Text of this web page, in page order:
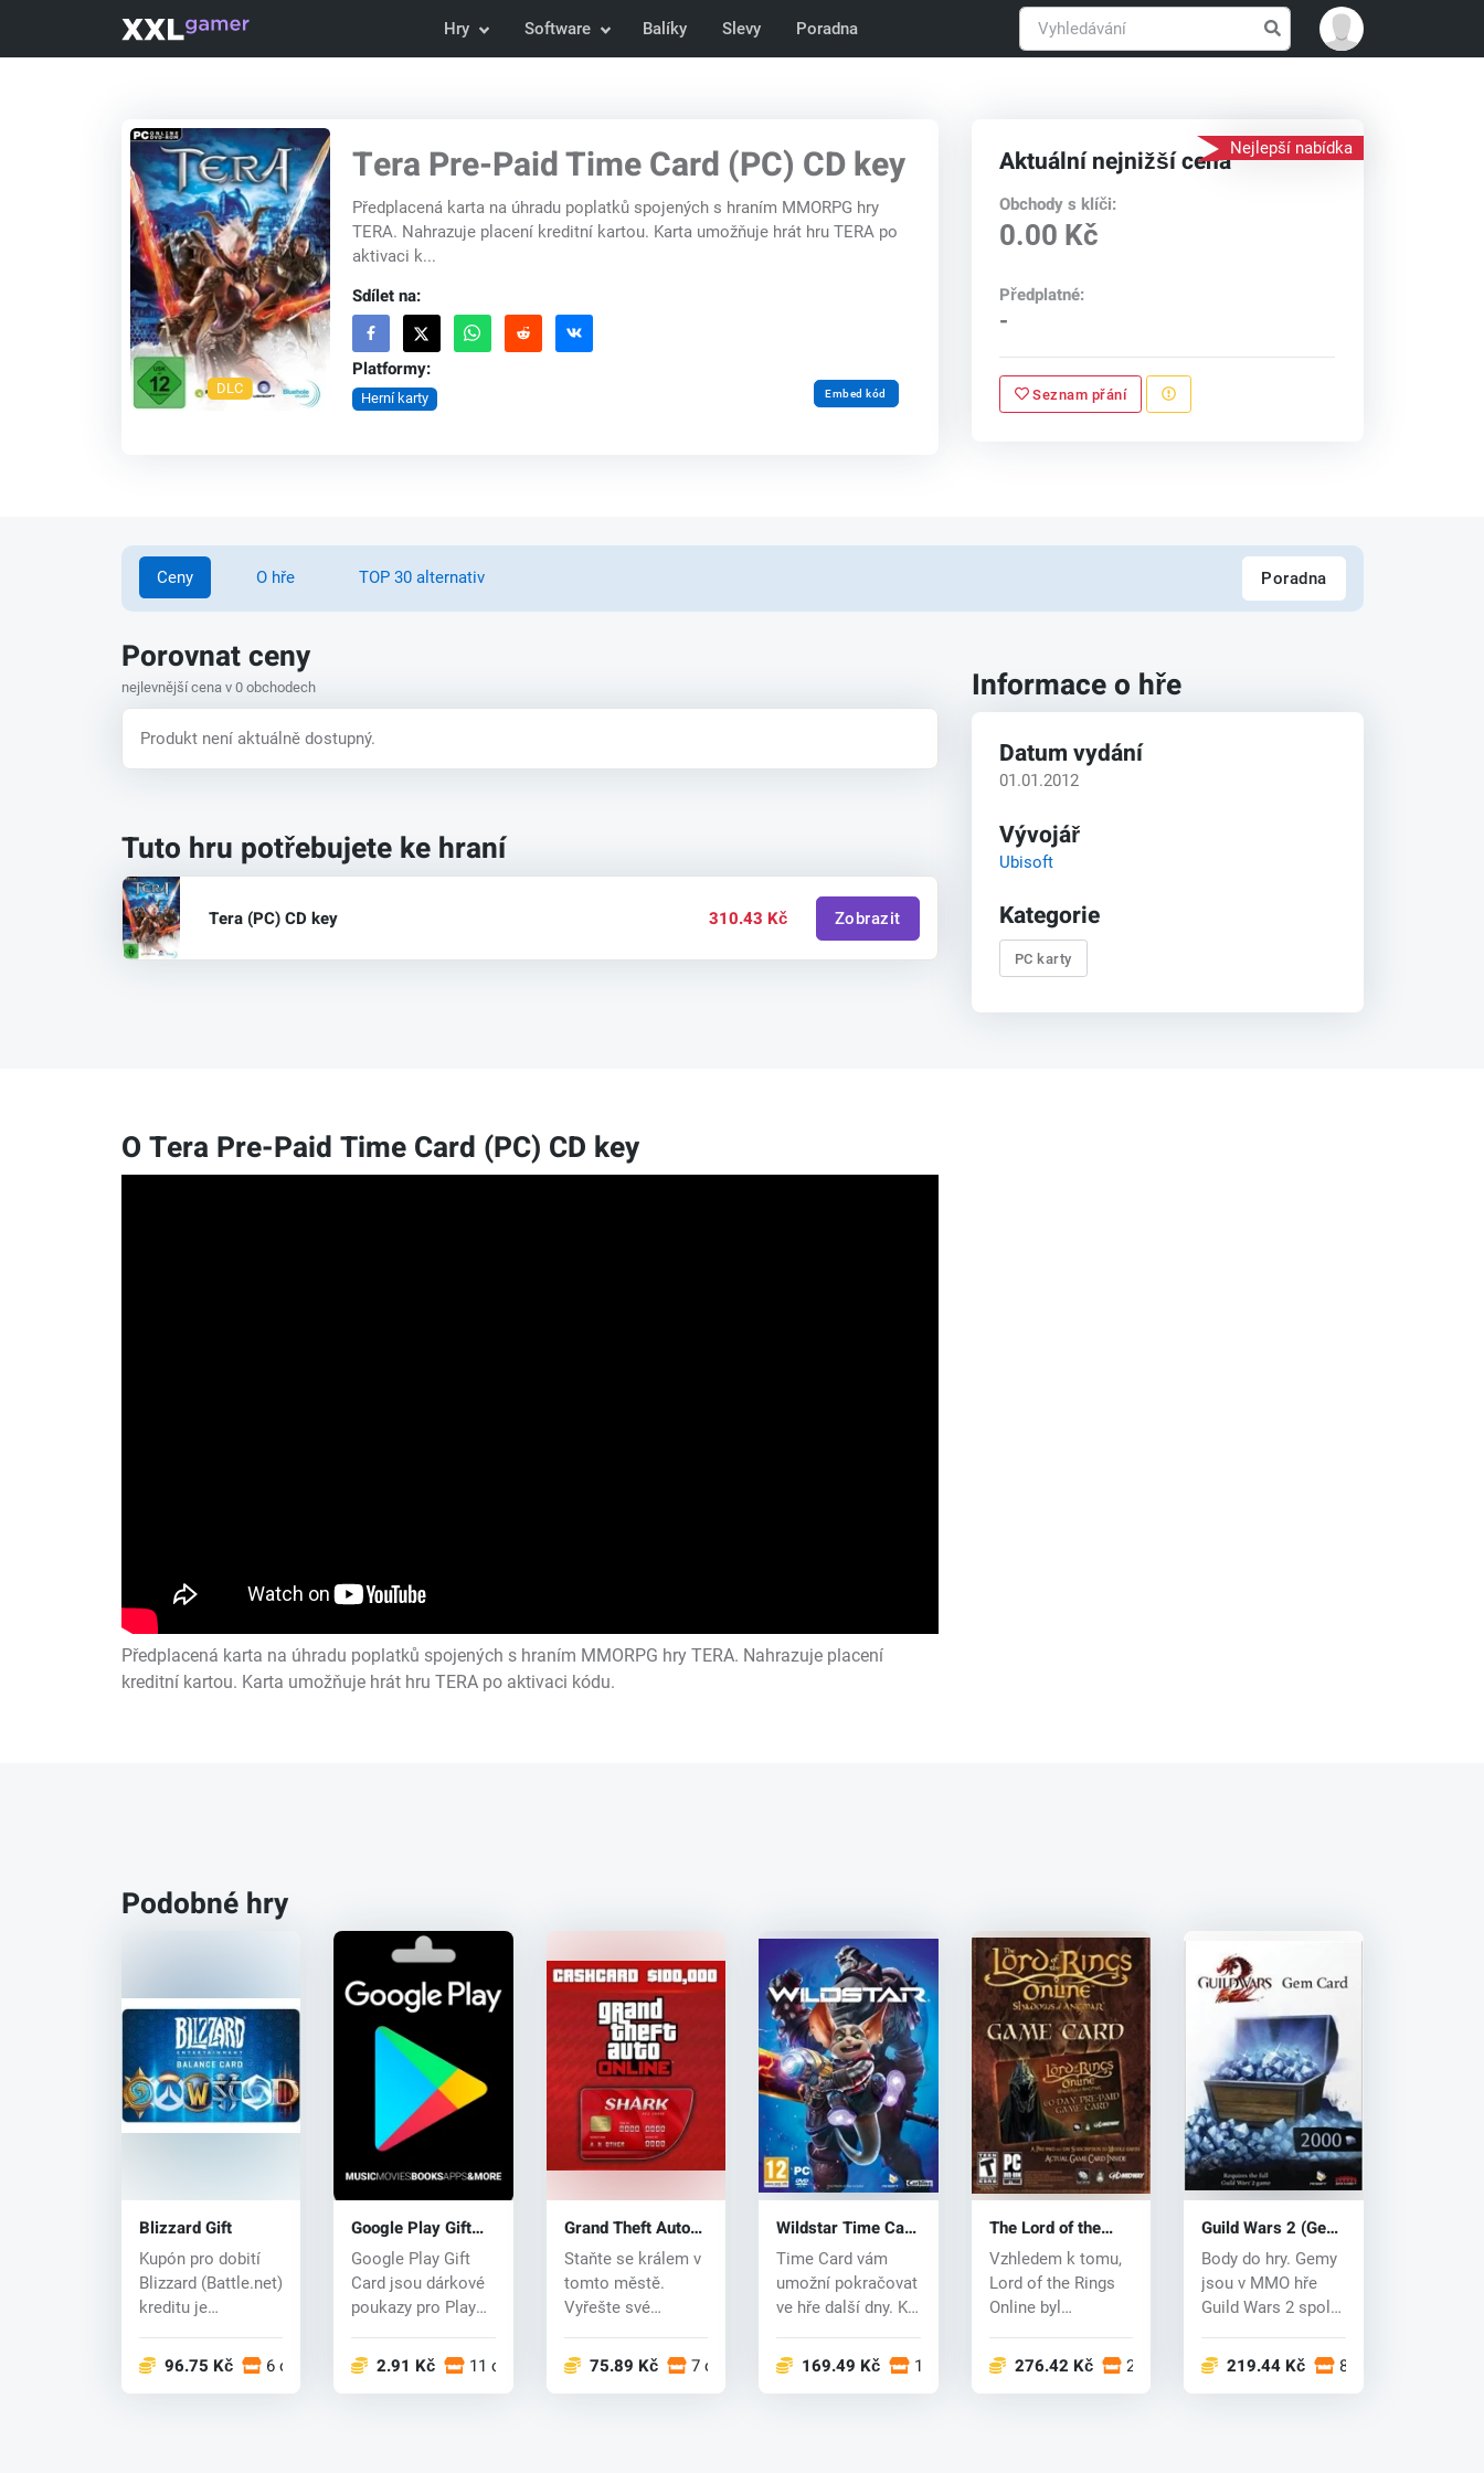
Hry Software Balíky Slevy Poradna
DLC
Tera Pre-Paid Time Card (PC) CD key
Předplacená karta na úhradu poplatků spojených s hraním MMORPG hry
TERA. Nahrazuje placení kreditní kartou. Karta umožňuje hrát hru TERA po
aktivaci k...
Sdílet na:
Platformy:
Herní karty Embed kód
Nejlepší nabídka
Aktuální nejnižší cena
Obchody s klíči:
0.00 Kč
Předplatné:
-
Seznam přání
Ceny O hře TOP 30 alternativ Poradna
Porovnat ceny
nejlevnější cena v 0 obchodech
Produkt není aktuálně dostupný.
Tuto hru potřebujete ke hraní
Tera (PC) CD key 310.43 Kč Zobrazit
Informace o hře
Datum vydání
01.01.2012
Vývojář
Ubisoft
Kategorie
PC karty
O Tera Pre-Paid Time Card (PC) CD key
Předplacená karta na úhradu poplatků spojených s hraním MMORPG hry TERA. Nahrazuje placení
kreditní kartou. Karta umožňuje hrát hru TERA po aktivaci kódu.
Podobné hry
Blizzard Gift
Kupón pro dobití
Blizzard (Battle.net)
kreditu je
cestou, jak s...
96.75 Kč 6 obchodech
Google Play Gift
Card Code
Google Play Gift
Card jsou dárkové
poukazy pro Play
bud...2.91 Kč 11 obchodech
Grand Theft Auto
Online: Shark Cash
Card (PC) CD key
Staňte se králem v
tomto městě.
Vyřešte své
získejte to...
75.89 Kč 7 obchodech
Wildstar Time Card
(PC) CD key
Time Card vám
umožní pokračovat
ve hře další dny. Ke
origi...169.49 Kč 1 obchodech
The Lord of the
Rings Online
Gamecard (PC) CD
key
Vzhledem k tomu,
Lord of the Rings
Online byl
bezplatnou hru,...
276.42 Kč 2 obchodech
Guild Wars 2 (Gem
Card) (PC) CD key
Body do hry. Gemy
jsou v MMO hře
Guild Wars 2 spolu
nejdůleži...
219.44 Kč 8 obchodech